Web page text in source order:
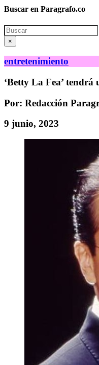
Buscar en Paragrafo.co
Search
×
entretenimiento
‘Betty La Fea’
Por: Redacción
9 junio, 2023